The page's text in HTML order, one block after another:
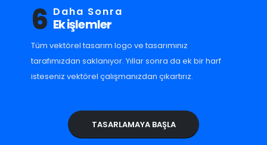
6 Daha Sonra
Ek işlemler
Tüm vektörel tasarım logo ve tasarımınız
tarafımızdan saklanıyor. Yıllar sonra da ek bir harf
isteseniz vektörel çalışmanızdan çıkartırız.
TASARLAMAYA BAŞLA